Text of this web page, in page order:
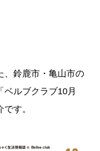
、鈴鹿市・亀山市の
ルブクラブ10月
す。